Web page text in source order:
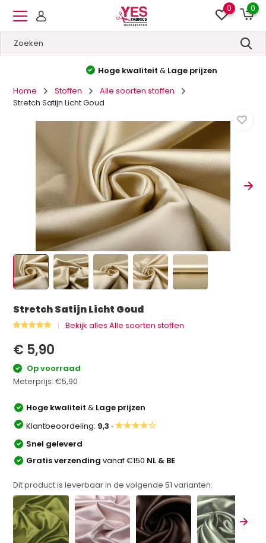
0 0
Hoge kwaliteit&Lage prijzen
Home
Stoffen
Alle soorten stoffen
Stretch Satijn Licht Goud
Stretch Satijn Licht Goud
Bekijk alles Alle soorten stoffen
€ 5,90
Op voorraad
Meterprijs:€5,90
Hoge kwaliteit& Lage prijzen
Klantbeoordeling: 9,3 ·★★★★☆
Snel geleverd
Gratis verzendingvanaf €150 NL & BE
Dit product is leverbaar in de volgende51 varianten: